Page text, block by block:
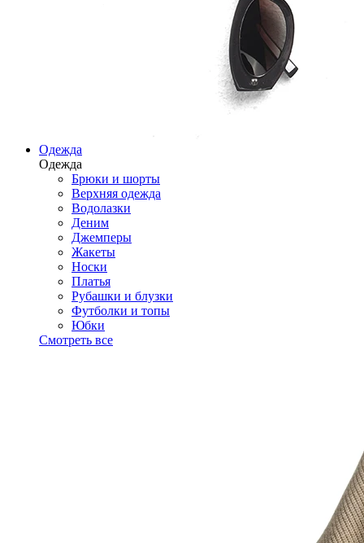
Одежда
Одежда
Брюки и шорты
Верхняя одежда
Водолазки
Деним
Джемперы
Жакеты
Носки
Платья
Рубашки и блузки
Футболки и топы
Юбки
Смотреть все